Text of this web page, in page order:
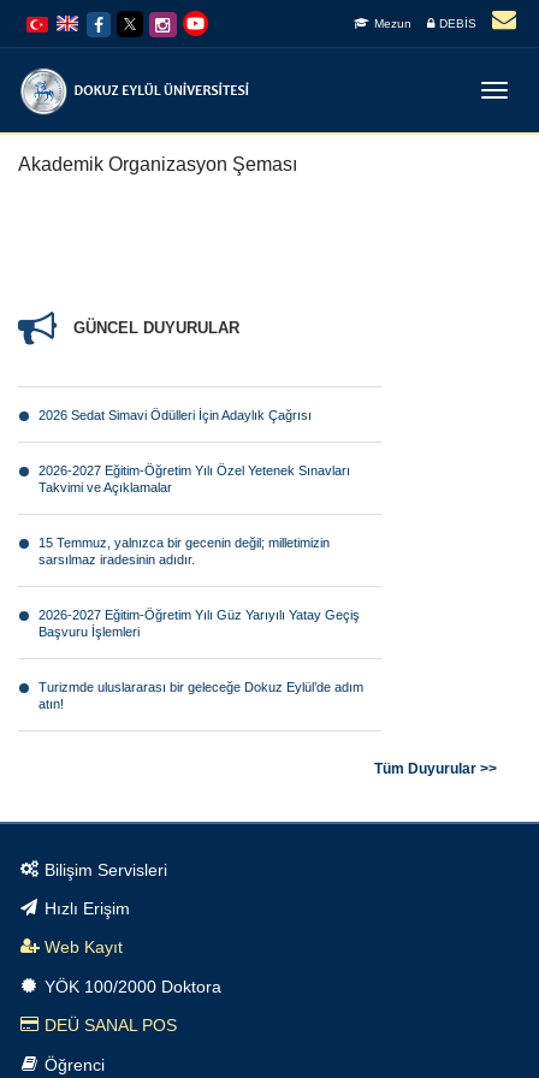
atla
Navigasyona
atla
Mezun DEBİS
Akademik Organizasyon Şeması
GÜNCEL DUYURULAR
2026 Sedat Simavi Ödülleri İçin Adaylık Çağrısı
2026-2027 Eğitim-Öğretim Yılı Özel Yetenek Sınavları
Takvimi ve Açıklamalar
15 Temmuz, yalnızca bir gecenin değil; milletimizin
sarsılmaz iradesinin adıdır.
2026-2027 Eğitim-Öğretim Yılı Güz Yarıyılı Yatay Geçiş
Başvuru İşlemleri
Turizmde uluslararası bir geleceğe Dokuz Eylül’de adım
atın!
verin!
Tarımın geleceği teknolojiyle şekilleniyor.
Eylül’de yetişiyor.
ediyor.
Tüm Duyurular >>
Bilişim Servisleri
Hızlı Erişim
Web Kayıt
YÖK 100/2000 Doktora
DEÜ SANAL POS
Öğrenci